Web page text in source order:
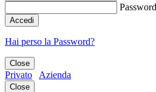
Password
Accedi
Hai perso la Password?
Close
Privato Azienda
Close